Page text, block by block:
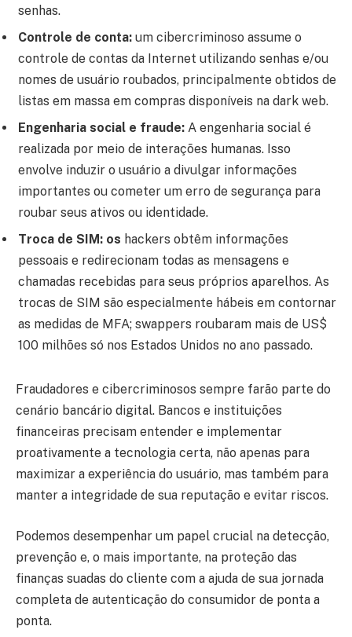
senhas.
Controle de conta: um cibercriminoso assume o
controle de contas da Internet utilizando senhas e/ou
nomes de usuário roubados, principalmente obtidos de
listas em massa em compras disponíveis na dark web.
Engenharia social e fraude: A engenharia social é
realizada por meio de interações humanas. Isso
envolve induzir o usuário a divulgar informações
importantes ou cometer um erro de segurança para
roubar seus ativos ou identidade.
Troca de SIM: os hackers obtêm informações
pessoais e redirecionam todas as mensagens e
chamadas recebidas para seus próprios aparelhos. As
trocas de SIM são especialmente hábeis em contornar
as medidas de MFA; swappers roubaram mais de US$
100 milhões só nos Estados Unidos no ano passado.
Fraudadores e cibercriminosos sempre farão parte do
cenário bancário digital. Bancos e instituições
financeiras precisam entender e implementar
proativamente a tecnologia certa, não apenas para
maximizar a experiência do usuário, mas também para
manter a integridade de sua reputação e evitar riscos.
Podemos desempenhar um papel crucial na detecção,
prevenção e, o mais importante, na proteção das
finanças suadas do cliente com a ajuda de sua jornada
completa de autenticação do consumidor de ponta a
ponta.